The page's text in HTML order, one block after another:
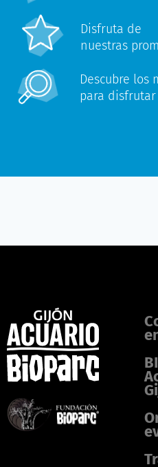
Disfruta de
nuestras
Descubre los
para